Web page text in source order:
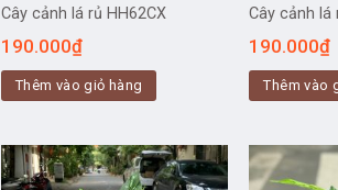
Cây cảnh lá rủ HH62CX
190.000₫
Thêm vào giỏ hàng
Cây cảnh lá
190.000₫
Thêm vào